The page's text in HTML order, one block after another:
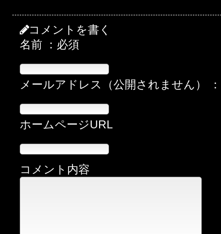
コメントを書く
名前 ：必須
メールアドレス（公開されません）
ホームページURL
コメント内容